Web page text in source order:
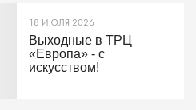
18 ИЮЛЯ 2026
Выходные в ТРЦ
«Европа» - с
искусством!